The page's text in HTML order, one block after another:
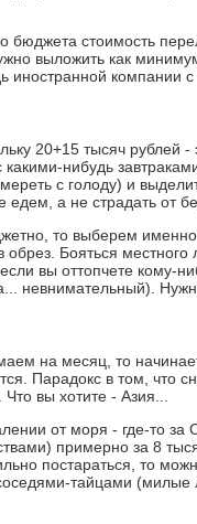
бюджета стоимость
выложить как
иностранной компании
20+15 тысяч рублей -
нибудь
с голоду) и
а не страдать от
то выберем
Бояться
вы оттопчете кому-
невнимательный).
на месяц, то
Парадокс в том, что
вы хотите - Азия...
от моря - где-то за
примерно за 8
постараться, то
тайцами (милые